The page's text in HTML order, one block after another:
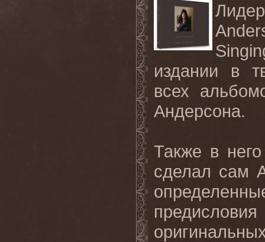
издании в
всех
Андерсона.
Также в
сделал сам